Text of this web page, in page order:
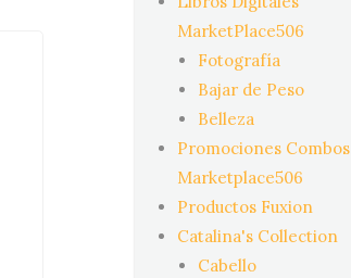
MarketPlace506
Fotografía
Bajar de Peso
Belleza
Promociones Combos
Marketplace506
Productos Fuxion
Catalina's Collection
Cabello